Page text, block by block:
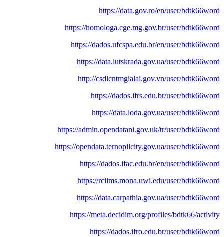
https://data.gov.ro/en/user/bdtk66word
https://homologa.cge.mg.gov.br/user/bdtk66word
https://dados.ufcspa.edu.br/en/user/bdtk66word
https://data.lutskrada.gov.ua/user/bdtk66word
http://csdlcntmgialai.gov.vn/user/bdtk66word
https://dados.ifrs.edu.br/user/bdtk66word
https://data.loda.gov.ua/user/bdtk66word
https://admin.opendatani.gov.uk/tr/user/bdtk66word
https://opendata.ternopilcity.gov.ua/user/bdtk66word
https://dados.ifac.edu.br/en/user/bdtk66word
https://rciims.mona.uwi.edu/user/bdtk66word
https://data.carpathia.gov.ua/user/bdtk66word
https://meta.decidim.org/profiles/bdtk66/activity
https://dados.ifro.edu.br/user/bdtk66word